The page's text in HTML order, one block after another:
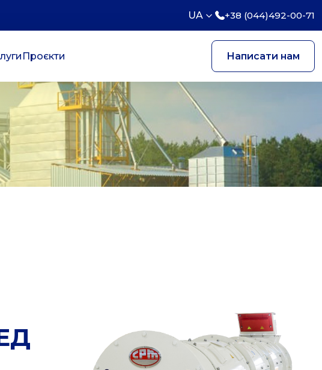
UA +38 (044)492-00-71
Проєкти Написати нам